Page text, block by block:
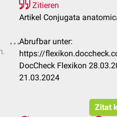
Zitieren
Artikel Conjugata
Abrufbar unter:
https://
DocCheck Flexikon
21.03.2024
Zitat